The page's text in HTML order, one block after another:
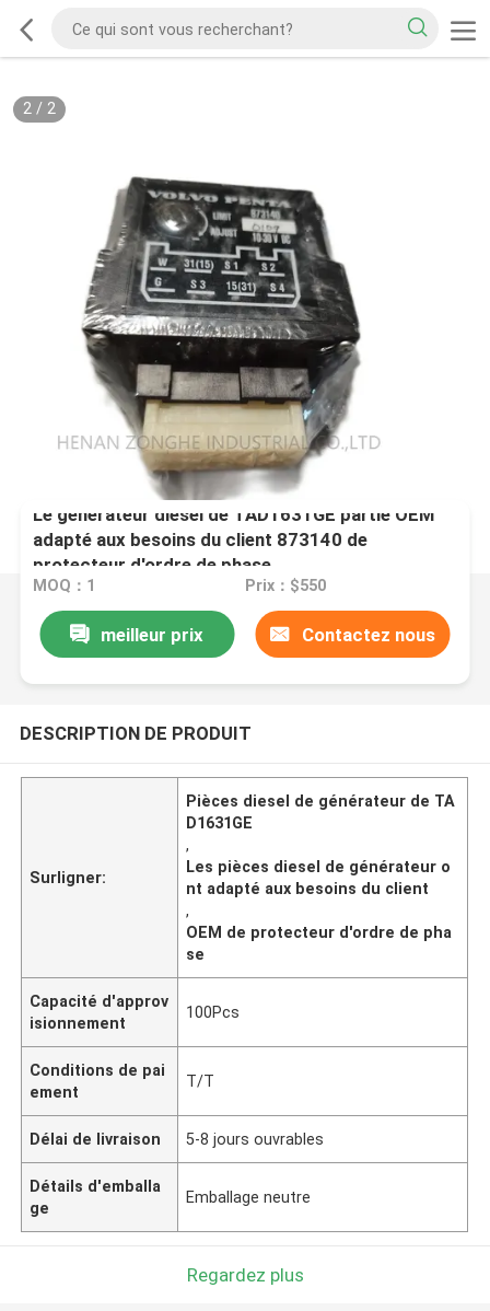
2/ 2
Le générateur diesel de TAD1631GE partie OEM
adapté aux besoins du client 873140 de
protecteur d'ordre de phase
MOQ：1 Prix：$550
meilleur prix Contactez nous
DESCRIPTION DE PRODUIT
Surligner:
Pièces diesel de générateur de TA
D1631GE
,
Les pièces diesel de générateur o
nt adapté aux besoins du client
,
OEM de protecteur d'ordre de pha
se
Capacité d'approv
isionnement
100Pcs
Conditions de pai
ement
T/T
Délai de livraison 5-8 jours ouvrables
Détails d'emballa
ge
Emballage neutre
Regardez plus